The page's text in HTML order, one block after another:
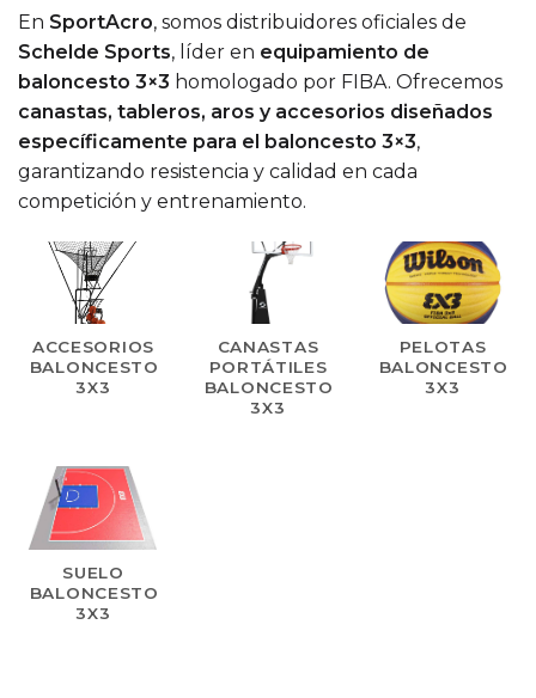
En SportAcro, somos distribuidores oficiales de
Schelde Sports, líder en equipamiento de
baloncesto 3×3 homologado por FIBA. Ofrecemos
canastas, tableros, aros y accesorios diseñados
específicamente para el baloncesto 3×3,
garantizando resistencia y calidad en cada
competición y entrenamiento.
ACCESORIOS
BALONCESTO
3X3
CANASTAS
PORTÁTILES
BALONCESTO
3X3
PELOTAS
BALONCESTO
3X3
SUELO
BALONCESTO
3X3